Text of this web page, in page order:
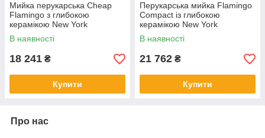
Мийка перукарська Cheap
Flamingo з глибокою
керамікою New York
В наявності
18 241 ₴
Купити
Перукарська мийка Flamingo
Compact із глибокою
керамікою New York
В наявності
21 762 ₴
Купити
Про нас